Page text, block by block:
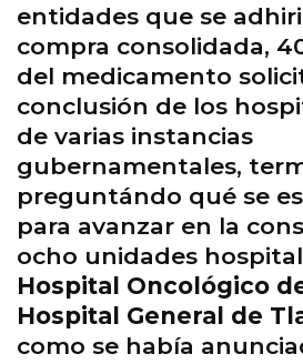
entidades que se
compra consolidada,
del medicamento
conclusión de los
de varias instancias
gubernamentales,
preguntándo qué se
para avanzar en la
ocho unidades
Hospital Oncológico
Hospital General de
como se había